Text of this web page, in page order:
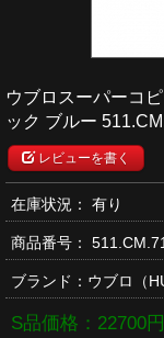
ウブロスーパーコ
ック ブルー
レビューを書く
在庫状況： 有り
商品番号：
ブランド： ウブロ （
S品価格： 22700円